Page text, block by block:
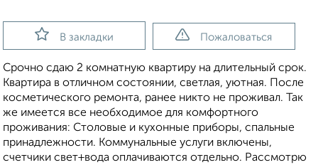
В закладки Пожаловаться
Срочно сдаю 2 комнатную квартиру на длительный срок.
Квартира в отличном состоянии, светлая, уютная. После
косметического ремонта, ранее никто не проживал. Так
же имеется все необходимое для комфортного
проживания: Столовые и кухонные приборы, спальные
принадлежности. Коммунальные услуги включены,
счетчики свет+вода оплачиваются отдельно. Рассмотрю